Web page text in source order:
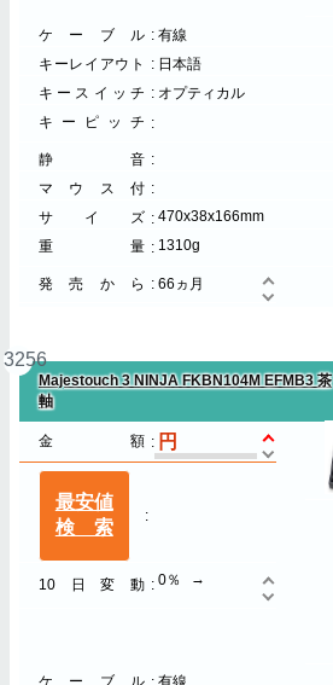
ケーブル
有線
キーレイアウト
日本語
キースイッチ
オプティカル
キーピッチ
静音
マウス付
サイズ
470x38x166mm
重量
1310g
発売から 66ヵ月
3256
Majestouch 3 NINJA FKBN104M EFMB3 茶
軸
金額
最安値
検索
10日変動 0％